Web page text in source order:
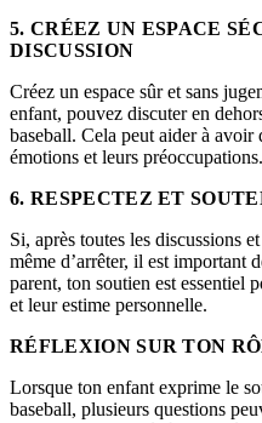
5. CRÉEZ UN ESPACE
DISCUSSION
Créez un espace sûr et sans
enfant, pouvez discuter en
baseball. Cela peut aider à avoir
émotions et leurs préoccupations.
6. RESPECTEZ ET
Si, après toutes les discussions
même d’arrêter, il est important
parent, ton soutien est essentiel
et leur estime personnelle.
RÉFLEXION SUR TON
Lorsque ton enfant exprime le
baseball, plusieurs questions